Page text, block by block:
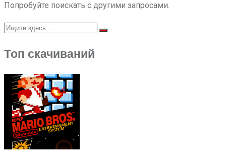
Попробуйте поискать с другими запросами.
Топ скачиваний